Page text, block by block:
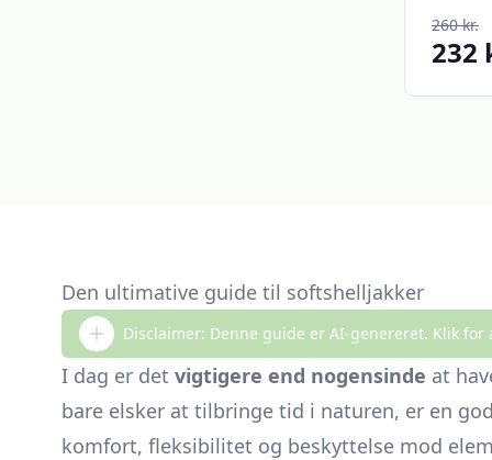
260 kr.
232
Den ultimative guide til softshelljakker
Disclaimer: Denne guide er AI-genereret. Klik
I dag er det vigtigere end nogensinde at
bare elsker at tilbringe tid i naturen, er en
komfort, fleksibilitet og beskyttelse mod